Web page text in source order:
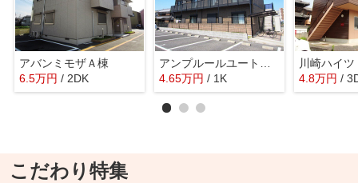
アバンミモザＡ棟
6.5万円 / 2DK
アンプルールユートピア
4.65万円 / 1K
川崎ハイツ
4.8万円 /
こだわり特集